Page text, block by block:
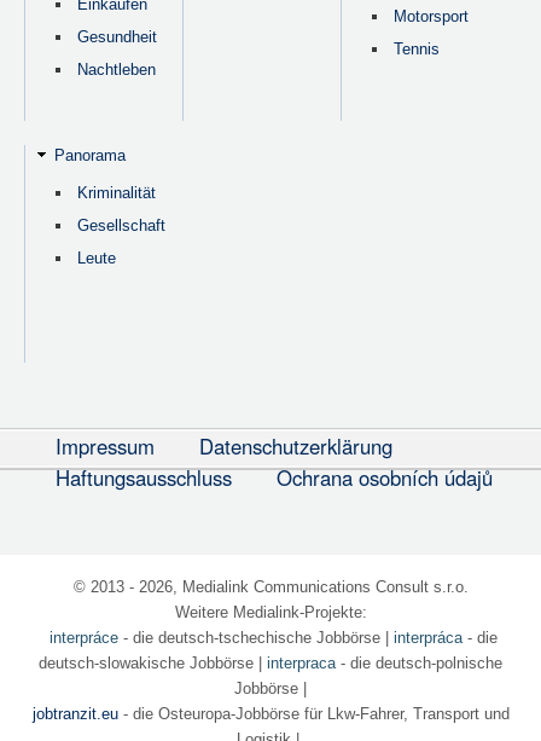
Einkaufen
Gesundheit
Nachtleben
Motorsport
Tennis
Panorama
Kriminalität
Gesellschaft
Leute
Impressum
Datenschutzerklärung
Haftungsausschluss
Ochrana osobních údajů
© 2013 - 2026, Medialink Communications Consult s.r.o.
Weitere Medialink-Projekte:
interpráce- die deutsch-tschechische Jobbörse| interpráca- die
deutsch-slowakische Jobbörse | interpraca- die deutsch-polnische
Jobbörse |
jobtranzit.eu- die Osteuropa-Jobbörse für Lkw-Fahrer, Transport und